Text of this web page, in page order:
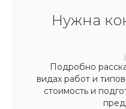
Нужна
Подробно
видах работ и
стоимость и